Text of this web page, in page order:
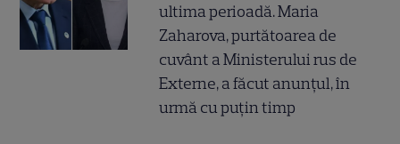
ultima perioadă. Maria
Zaharova, purtătoarea de
cuvânt a Ministerului rus de
Externe, a făcut anunțul, în
urmă cu puțin timp